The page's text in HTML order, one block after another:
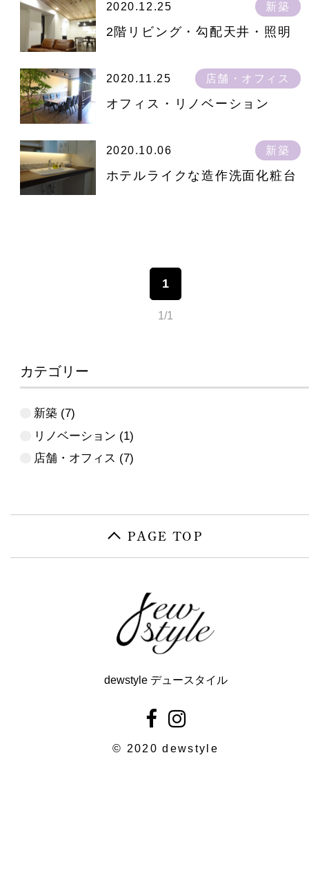
2020.12.25 新築
2階リビング・勾配天井・照明
2020.11.25 店舗・オフィス
オフィス・リノベーション
2020.10.06 新築
ホテルライクな造作洗面化粧台
1
1/1
カテゴリー
新築 (7)
リノベーション (1)
店舗・オフィス (7)
PAGE TOP
dewstyle デュースタイル
© 2020 dewstyle